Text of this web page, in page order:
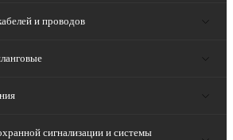
и проводов
сигнализации и системы